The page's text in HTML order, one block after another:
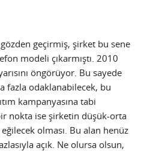
geçirmiş, şirket bu sene
modeli çıkarmıştı. 2010
öngörüyor. Bu sayede
fazla odaklanabilecek, bu
kampanyasına tabi
nokta ise şirketin düşük-orta
olması. Bu alan henüz
açık. Ne olursa olsun,